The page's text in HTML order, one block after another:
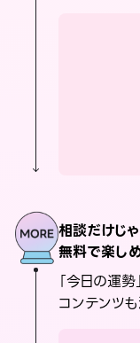
相談だけじゃ
無料で楽し
「今日の運
コンテンツも